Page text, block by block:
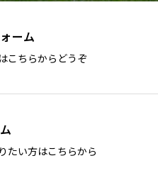
ーム
こちらからどうぞ
たい方はこちらから